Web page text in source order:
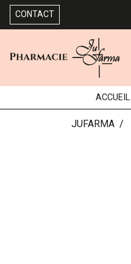
CONTACT
ACCUEIL
JUFARMA